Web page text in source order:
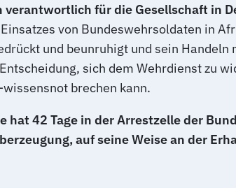
für die Gesellschaft in
von Bundeswehrsoldaten in
und beunruhigt und sein
sich dem Wehrdienst zu
brechen kann.
hat 42 Tage in der Arrestzelle der
auf seine Weise an der